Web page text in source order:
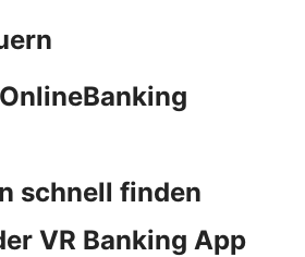
schnell finden
VR Banking App